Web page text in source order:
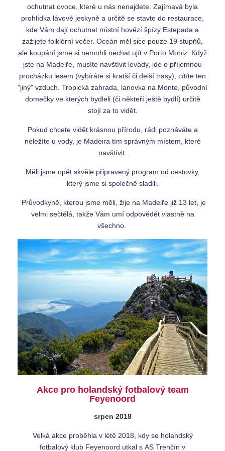
ochutnat ovoce, které u nás nenajdete. Zajímavá byla
prohlídka lávové jeskyně a určitě se stavte do restaurace,
kde Vám dají ochutnat místní hovězí špízy Estepada a
zažijete folklórní večer. Oceán měl sice pouze 19 stupňů,
ale koupání jsme si nemohli nechat ujít v Porto Moniz. Když
jste na Madeiře, musíte navštívit levády, jde o příjemnou
procházku lesem (vybíráte si kratší či delší trasy), cítíte ten
"jiný" vzduch. Tropická zahrada, lanovka na Monte, původní
domečky ve kterých bydleli (či někteří ještě bydlí) určitě
stojí za to vidět.
Pokud chcete vidět krásnou přírodu, rádi poznáváte a
neležíte u vody, je Madeira tím správným místem, které
navštívit.
Měli jsme opět skvěle připravený program od cestovky,
který jsme si společně sladili.
Průvodkyně, kterou jsme měli, žije na Madeiře již 13 let, je
velmi sečtělá, takže Vám umí odpovědět vlastně na
všechno.
Akce pro holandský fotbalový team
Feyenoord
srpen 2018
Velká akce proběhla v létě 2018, kdy se holandský
fotbalový klub Feyenoord utkal s AS Trenčín v